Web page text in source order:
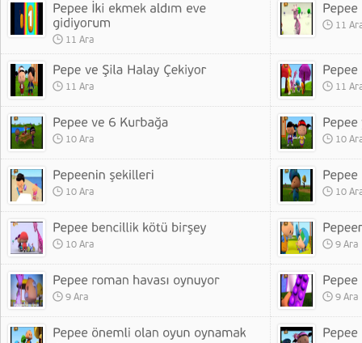
11 Ara
11
11 Ara 11
10 Ara 10
10 Ara 10
10 Ara 9 Ara
9 Ara 9 Ara